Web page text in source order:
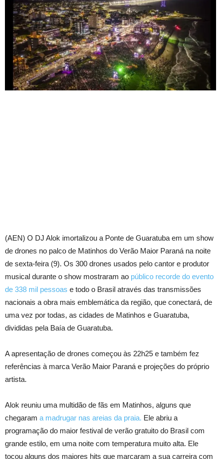
(AEN) O DJ Alok imortalizou a Ponte de Guaratuba em um show
de drones no palco de Matinhos do Verão Maior Paraná na noite
de sexta-feira (9). Os 300 drones usados pelo cantor e produtor
musical durante o show mostraram ao público recorde do evento
de 338 mil pessoas e todo o Brasil através das transmissões
nacionais a obra mais emblemática da região, que conectará, de
uma vez por todas, as cidades de Matinhos e Guaratuba,
divididas pela Baía de Guaratuba.
A apresentação de drones começou às 22h25 e também fez
referências à marca Verão Maior Paraná e projeções do próprio
artista.
Alok reuniu uma multidão de fãs em Matinhos, alguns que
chegaram a madrugar nas areias da praia. Ele abriu a
programação do maior festival de verão gratuito do Brasil com
grande estilo, em uma noite com temperatura muito alta. Ele
tocou alguns dos maiores hits que marcaram a sua carreira com